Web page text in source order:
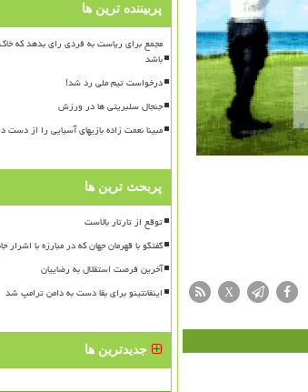
X
پربیننده ترین ها
مجمع برای ریاست به فردی رای بدهد که
باشد
درخواست تیم ملی رد شد!
جنجال سلبریتی ها در ورزش
مبینا نعمت زاده بازیهای آسیایی را از دست
پربحث ترین ها
توقع از تارتار بالاست
گفتگو با قهرمان جهان که در مبارزه با اشرار
آخرین فرصت استقلال به رضاییان
اینفانتینو برای بقا دست به دامن ترامپ شد
جدیدترین ها